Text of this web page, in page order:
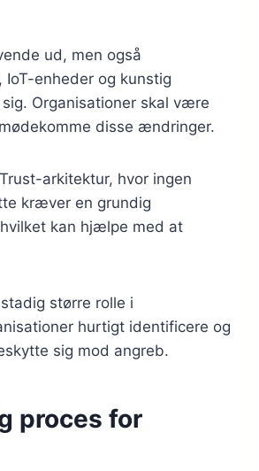
ud, men også
enheder og kunstig
Organisationer skal være
disse ændringer.
arkitektur, hvor ingen
kræver en grundig
kan hjælpe med at
større rolle i
hurtigt identificere og
sig mod angreb.
proces for